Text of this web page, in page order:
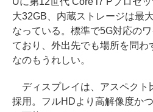
大32GB、内蔵ストレージは最
なっている。標準で5G対応の
ており、外出先でも場所を問
なのもうれしい。
ディスプレイは、アスペクト
採用。フルHDより高解像度か